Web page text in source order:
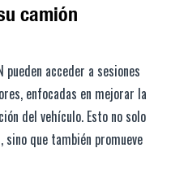
camión
acceder a sesiones
enfocadas en mejorar la
del vehículo. Esto no solo
que también promueve